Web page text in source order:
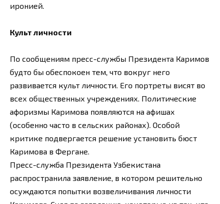
иронией.
Культ личности
По сообщениям пресс-службы Президента Каримов
будто бы обеспокоен тем, что вокруг него
развивается культ личности. Его портреты висят во
всех общественных учреждениях. Политические
афоризмы Каримова появляются на афишах
(особенно часто в сельских районах). Особой
критике подвергается решение установить бюст
Каримова в Фергане.
Пресс-служба Президента Узбекистана
распространила заявление, в котором решительно
осуждаются попытки возвеличивания личности